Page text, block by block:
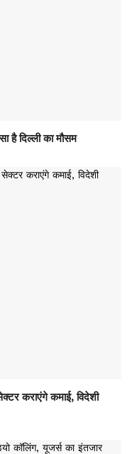
है दिल्ली का मौसम
कराएंगे कमाई, विदेशी